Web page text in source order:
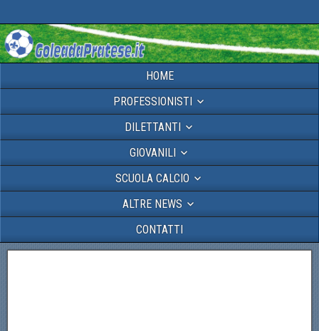
HOME
PROFESSIONISTI
DILETTANTI
GIOVANILI
SCUOLA CALCIO
ALTRE NEWS
CONTATTI